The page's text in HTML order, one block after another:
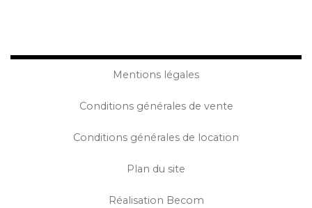
Mentions légales
Conditions générales de vente
Conditions générales de location
Plan du site
Réalisation Becom